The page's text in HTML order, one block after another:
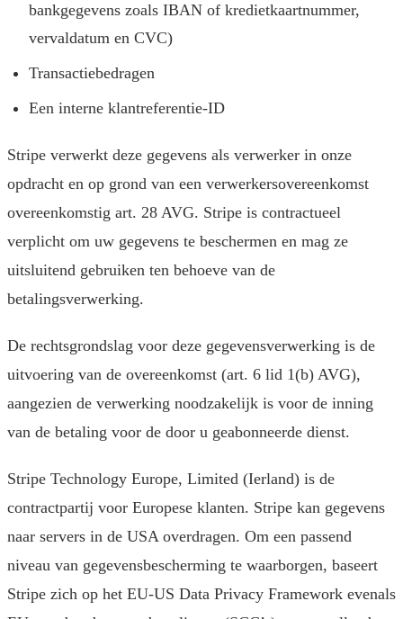
bankgegevens zoals IBAN of kredietkaartnummer,
vervaldatum en CVC)
Transactiebedragen
Een interne klantreferentie-ID
Stripe verwerkt deze gegevens als verwerker in onze
opdracht en op grond van een verwerkersovereenkomst
overeenkomstig art. 28 AVG. Stripe is contractueel
verplicht om uw gegevens te beschermen en mag ze
uitsluitend gebruiken ten behoeve van de
betalingsverwerking.
De rechtsgrondslag voor deze gegevensverwerking is de
uitvoering van de overeenkomst (art. 6 lid 1(b) AVG),
aangezien de verwerking noodzakelijk is voor de inning
van de betaling voor de door u geabonneerde dienst.
Stripe Technology Europe, Limited (Ierland) is de
contractpartij voor Europese klanten. Stripe kan gegevens
naar servers in de USA overdragen. Om een passend
niveau van gegevensbescherming te waarborgen, baseert
Stripe zich op het EU-US Data Privacy Framework evenals